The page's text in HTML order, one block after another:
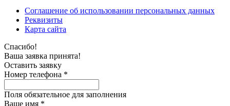
Соглашение об использовании персональных данных
Реквизиты
Карта сайта
Спасибо!
Ваша заявка принята!
Оставить заявку
Номер телефона *
Поля обязательное для заполнения
Ваше имя *